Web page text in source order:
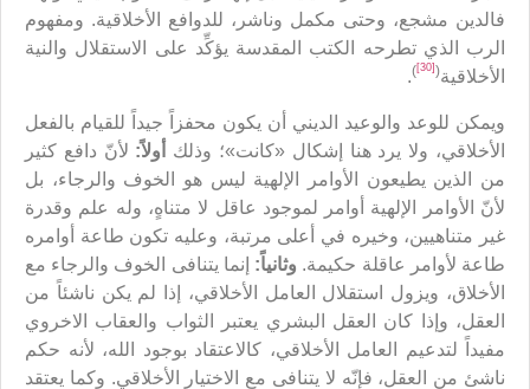
فالدين مشجع، وحتى مكمل وناشر، للدوافع الأخلاقية. ومفهوم
الرب الذي تطرحه الكتب المقدسة يؤكِّد على الاستقلال والنية
الأخلاقية(
[30]
)
.
ويمكن للوعد والوعيد الديني أن يكون محفزاً جيداً للقيام بالفعل
الأخلاقي، ولا يرد هنا إشكال «كانت»؛ وذلك
أولاً: لأنّ دافع كثير
من الذين يطيعون الأوامر الإلهية ليس هو الخوف والرجاء، بل
لأنّ الأوامر الإلهية أوامر لموجود عاقل لا متناهٍ، وله علم وقدرة
غير متناهيين، وخيره في أعلى مرتبة، وعليه تكون طاعة أوامره
طاعة لأوامر عاقلة حكيمة. وثانياً: إنما يتنافى الخوف والرجاء مع
الأخلاق، ويزول استقلال العامل الأخلاقي، إذا لم يكن ناشئاً من
العقل، وإذا كان العقل البشري يعتبر الثواب والعقاب الاخروي
مفيداً لتدعيم العامل الأخلاقي، كالاعتقاد بوجود الله، لأنه حكم
ناشئ من العقل، فإنّه لا يتنافى مع الاختيار الأخلاقي. وكما يعتقد